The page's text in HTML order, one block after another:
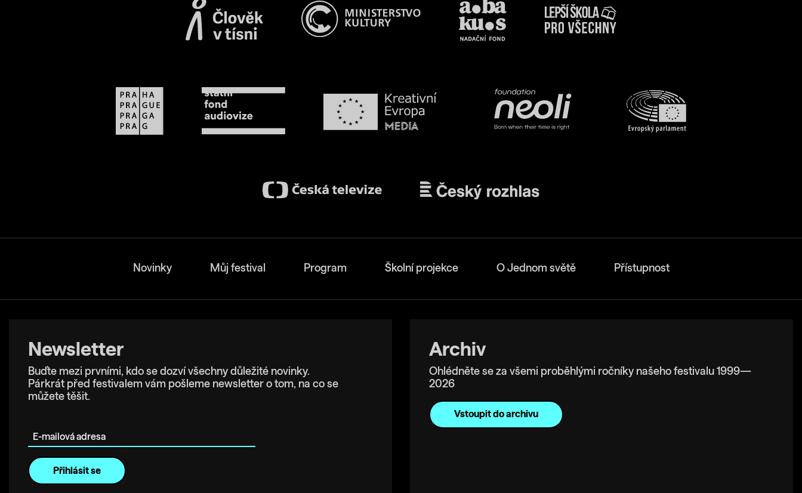
Novinky Můj festival Program Školní projekce O Jednom světě Přístupnost
Newsletter
Buďte mezi prvními, kdo se dozví všechny důležité novinky.
Párkrát před festivalem vám pošleme newsletter o tom, na co se
můžete těšit.
Archiv
Ohlédněte se za všemi proběhlými ročníky našeho festivalu 1999—
2026
Vstoupit do archivu